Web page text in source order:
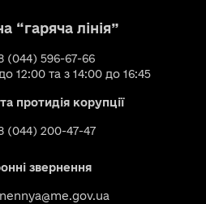
“гаряча лінія”
(044) 596-67-66
12:00 та з 14:00 до 16:45
протидія корупції
(044) 200-47-47
звернення